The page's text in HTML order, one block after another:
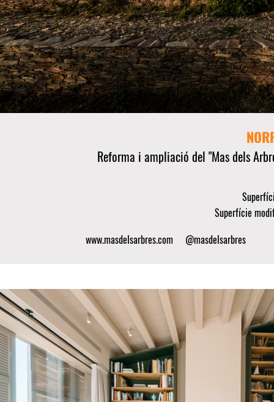
Reforma i ampliació del "Mas dels
Superfície
www.masdelsarbres.com @masdelsarbres